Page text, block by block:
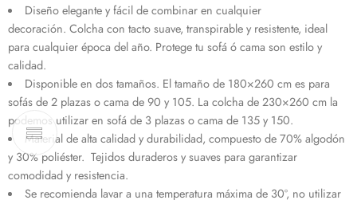
Diseño elegante y fácil de combinar en cualquier
decoración. Colcha con tacto suave, transpirable y resistente, ideal
para cualquier época del año. Protege tu sofá ó cama son estilo y
calidad.
Disponible en dos tamaños. El tamaño de 180×260 cm es para
sofás de 2 plazas o cama de 90 y 105. La colcha de 230×260 cm la
podemos utilizar en sofá de 3 plazas o cama de 135 y 150.
Material de alta calidad y durabilidad, compuesto de 70% algodón
y 30% poliéster. Tejidos duraderos y suaves para garantizar
comodidad y resistencia.
Se recomienda lavar a una temperatura máxima de 30º, no utilizar